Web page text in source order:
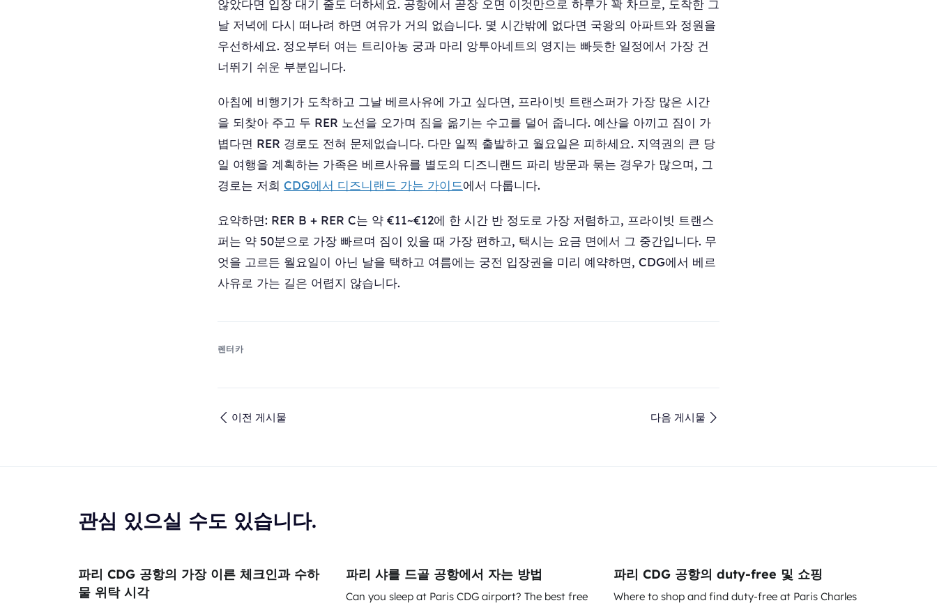
않았다면 입장 대기 줄도 더하세요. 공항에서 곧장 오면 이것만으로 하루가 꽉 차므로, 도착한 그
날 저녁에 다시 떠나려 하면 여유가 거의 없습니다. 몇 시간밖에 없다면 국왕의 아파트와 정원을
우선하세요. 정오부터 여는 트리아농 궁과 마리 앙투아네트의 영지는 빠듯한 일정에서 가장 건
너뛰기 쉬운 부분입니다.
아침에 비행기가 도착하고 그날 베르사유에 가고 싶다면, 프라이빗 트랜스퍼가 가장 많은 시간
을 되찾아 주고 두 RER 노선을 오가며 짐을 옮기는 수고를 덜어 줍니다. 예산을 아끼고 짐이 가
볍다면 RER 경로도 전혀 문제없습니다. 다만 일찍 출발하고 월요일은 피하세요. 지역권의 큰 당
일 여행을 계획하는 가족은 베르사유를 별도의 디즈니랜드 파리 방문과 묶는 경우가 많으며, 그
경로는 저희 CDG에서 디즈니랜드 가는 가이드에서 다룹니다.
요약하면: RER B + RER C는 약 €11~€12에 한 시간 반 정도로 가장 저렴하고, 프라이빗 트랜스
퍼는 약 50분으로 가장 빠르며 짐이 있을 때 가장 편하고, 택시는 요금 면에서 그 중간입니다. 무
엇을 고르든 월요일이 아닌 날을 택하고 여름에는 궁전 입장권을 미리 예약하면, CDG에서 베르
사유로 가는 길은 어렵지 않습니다.
렌터카
이전 게시물 다음 게시물
관심 있으실 수도 있습니다.
파리 CDG 공항의 가장 이른 체크인과 수하
물 위탁 시각
파리 샤를 드골 공항에서 자는 방법
Can you sleep at Paris CDG airport? The best free
파리 CDG 공항의 duty-free 및 쇼핑
Where to shop and find duty-free at Paris Charles